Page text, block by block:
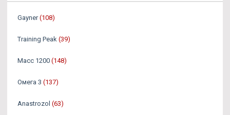
Gayner (108)
Training Peak (39)
Масс 1200 (148)
Омега 3 (137)
Аnastrozol (63)